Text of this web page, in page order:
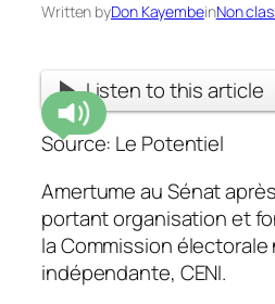
Written byDon KayembeinNon
Listen to this article
Source: Le Potentiel
Amertume au Sénat
portant organisation et
la Commission
indépendante, CENI.